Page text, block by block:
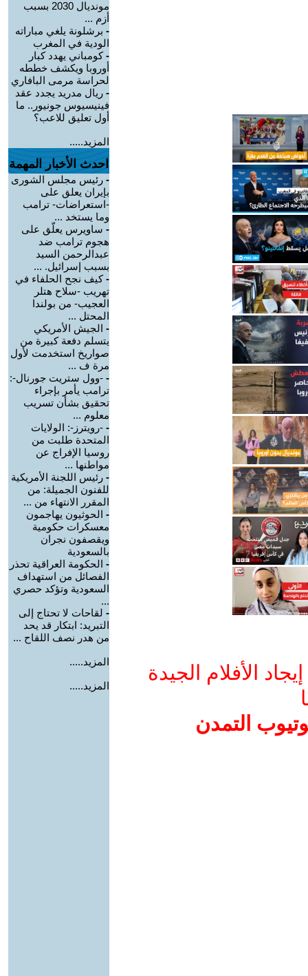
الأفلام الجيدة
التمدن
مونديال 2030 بسبب
أزم ...
- برشلونة يلغي مباراته
الودية في المغرب
-كومباني يهدد كبار
أوروبا ويكشف خططه
لحراسة مرمى البافاري
- ريال مدريد يجدد عقد
فينيسيوس جونيور.. ما
أول تعليق للاعب؟
المزيد.....
احدث الأخبار المهمة
- رئيس مجلس الشورى
بإيران يعلق على
-استعراضات- ترامب
وما يستخد ...
- ساويرس يعلّق على
هجوم ترامب ضد
عبدالرحمن السيد
بسبب إسرائيل. ...
-كيف نجح الحلفاء في
تهريب -سلاح هتلر
العجيب- من بولندا
المحتل ...
- الجيش الأمريكي
يتسلم دفعة كبيرة من
صواريخ استخدمت لأول
مرة ف ...
- -وول ستريت جورنال-:
ترامب يأمر بإجراء
تحقيق بشأن تسريب
معلوم ...
- -رويترز-: الولايات
المتحدة طلبت من
روسيا الإفراج عن
مواطنها ...
- رئيس اللجنة الأمريكية
للفنون الجميلة: من
المقرر الانتهاء من ...
- الحوثيون يهاجمون
معسكرات حكومية
ويقصفون نجران
بالسعودية
- الحكومة العراقية تحذر
الفصائل من استهداف
السعودية وتؤكد حصري
...
- لقاحات لا تحتاج إلى
التبريد: ابتكار قد يحد
من هدر نصف اللقاح ...
المزيد.....
المزيد.....